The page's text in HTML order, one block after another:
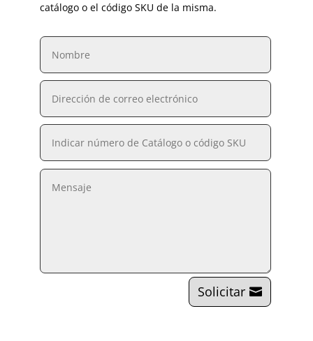
catálogo o el código SKU de la misma.
Solicitar